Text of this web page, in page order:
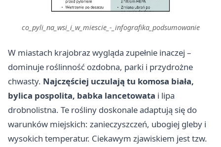
co_pyli_na_wsi_i_w_miescie_-_infografika_podsumowanie
W miastach krajobraz wygląda zupełnie inaczej –
dominuje roślinność ozdobna, parki i przydrożne
chwasty. Najczęściej uczulają tu komosa biała,
bylica pospolita, babka lancetowata i lipa
drobnolistna. Te rośliny doskonale adaptują się do
warunków miejskich: zanieczyszczeń, ubogiej gleby i
wysokich temperatur. Ciekawym zjawiskiem jest tzw.